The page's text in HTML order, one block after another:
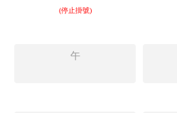
(停止掛號)
午